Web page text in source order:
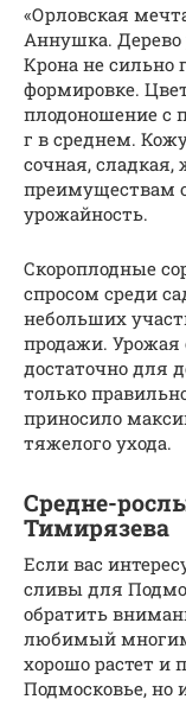
«Орловская
Аннушка. Дерево
Крона не сильно
формировке.
плодоношение с
г в среднем.
сочная,
преимуществам
урожайность.
Скороплодные
спросом среди
небольших
продажи. Урожая
достаточно для
только
приносило
тяжелого ухода.
Средне-
Тимирязева
Если вас
сливы для
обратить
любимый
хорошо растет и
Подмосковье, но